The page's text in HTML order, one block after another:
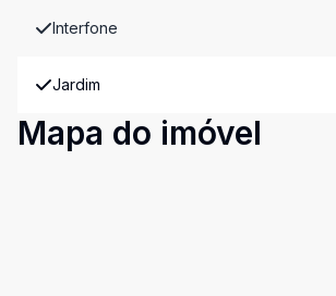
Interfone
Jardim
Mapa do imóvel